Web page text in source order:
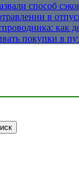
способ
в
как
покупки в